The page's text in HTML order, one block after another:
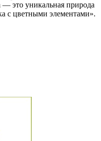
— это уникальная природа
с цветными элементами».